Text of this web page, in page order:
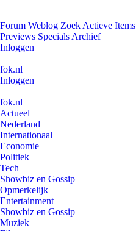
Forum Weblog Zoek Actieve Items
Previews Specials Archief
Inloggen
fok.nl
Inloggen
fok.nl
Actueel
Nederland
Internationaal
Economie
Politiek
Tech
Showbiz en Gossip
Opmerkelijk
Entertainment
Showbiz en Gossip
Muziek